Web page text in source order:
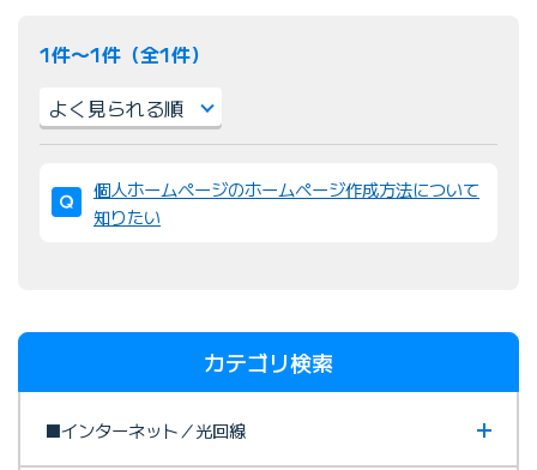
1件〜1件（全1件）
び
替
個人ホームページのホームページ作成方法について
知りたい
カテゴリ検索
■インターネット／光回線